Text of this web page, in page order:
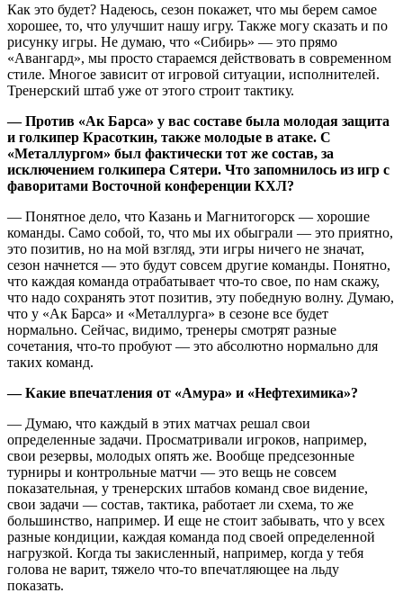
Как это будет? Надеюсь, сезон покажет, что мы берем самое
хорошее, то, что улучшит нашу игру. Также могу сказать и по
рисунку игры. Не думаю, что «Сибирь» — это прямо
«Авангард», мы просто стараемся действовать в современном
стиле. Многое зависит от игровой ситуации, исполнителей.
Тренерский штаб уже от этого строит тактику.
— Против «Ак Барса» у вас составе была молодая защита
и голкипер Красоткин, также молодые в атаке. С
«Металлургом» был фактически тот же состав, за
исключением голкипера Сятери. Что запомнилось из игр с
фаворитами Восточной конференции КХЛ?
— Понятное дело, что Казань и Магнитогорск — хорошие
команды. Само собой, то, что мы их обыграли — это приятно,
это позитив, но на мой взгляд, эти игры ничего не значат,
сезон начнется — это будут совсем другие команды. Понятно,
что каждая команда отрабатывает что-то свое, по нам скажу,
что надо сохранять этот позитив, эту победную волну. Думаю,
что у «Ак Барса» и «Металлурга» в сезоне все будет
нормально. Сейчас, видимо, тренеры смотрят разные
сочетания, что-то пробуют — это абсолютно нормально для
таких команд.
— Какие впечатления от «Амура» и «Нефтехимика»?
— Думаю, что каждый в этих матчах решал свои
определенные задачи. Просматривали игроков, например,
свои резервы, молодых опять же. Вообще предсезонные
турниры и контрольные матчи — это вещь не совсем
показательная, у тренерских штабов команд свое видение,
свои задачи — состав, тактика, работает ли схема, то же
большинство, например. И еще не стоит забывать, что у всех
разные кондиции, каждая команда под своей определенной
нагрузкой. Когда ты закисленный, например, когда у тебя
голова не варит, тяжело что-то впечатляющее на льду
показать.